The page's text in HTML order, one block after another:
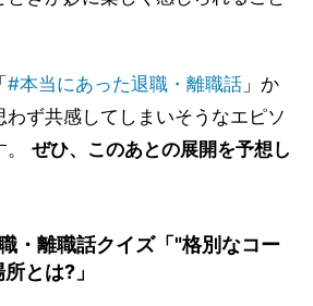
#本当にあった退職・離職話 」か
わず共感してしまいそうなエピソ
ぜひ、このあとの展開を予想し
・離職話クイズ「"格別なコー
とは?」